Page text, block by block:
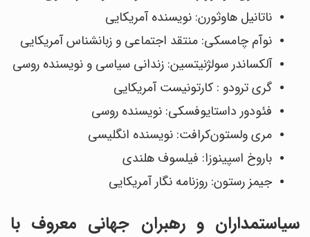
ناتانیل هاوثورن: نویسنده آمریکایی
نوآم چامسکی: منتقد اجتماعی و زبانشناس آمریکایی
آلکساندر سولژنیتسین: زندانی سیاسی و نویسنده روسی
گری ترودو : کارتونیست آمریکایی
فئودور داستایوفسکی: نویسنده روسی
مری ولستون‌کرافت: نویسنده انگلیسی
باروخ اسپینوزا: فیلسوف هلندی
جیمز رستون: روزنامه ‎نگار آمریکایی
سیاستمداران و رهبران جهانی معروف با